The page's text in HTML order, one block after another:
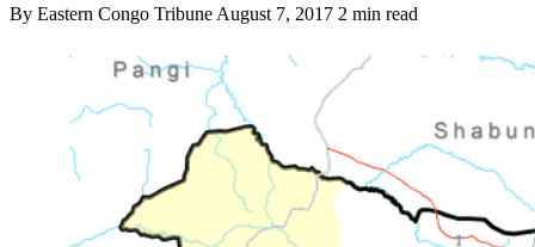
By Eastern Congo Tribune August 7, 2017 2 min read